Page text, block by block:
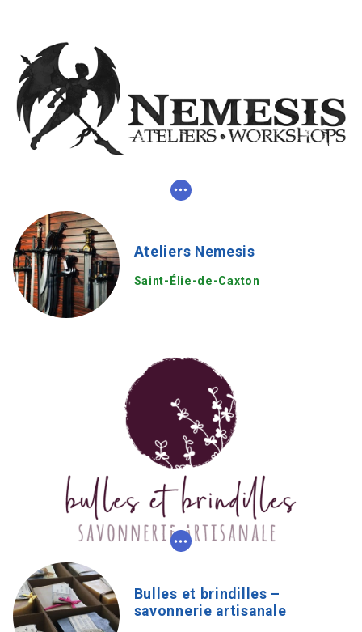
Ateliers Nemesis
Saint-Élie-de-Caxton
Bulles et brindilles –
savonnerie artisanale